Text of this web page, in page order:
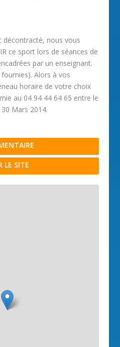
décontracté, nous vous
ce sport lors de séances de
par un enseignant.
Alors à vos
horaire de votre choix
au 04 94 44 64 65 entre le
Mars 2014.
LE SITE